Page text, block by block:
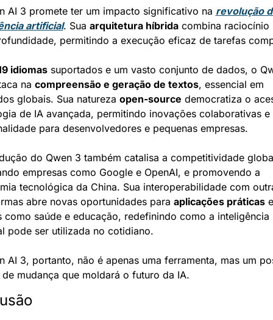
AI 3 promete ter um impacto significativo na revolução
artificial. Sua arquitetura híbrida combina raciocínio
permitindo a execução eficaz de tarefas
idiomas suportados e um vasto conjunto de dados, o
na compreensão e geração de textos, essencial em
globais. Sua natureza open-source democratiza o
de IA avançada, permitindo inovações colaborativas e
para desenvolvedores e pequenas empresas.
do Qwen 3 também catalisa a competitividade
empresas como Google e OpenAI, e promovendo a
tecnológica da China. Sua interoperabilidade com
abre novas oportunidades para aplicações práticas
como saúde e educação, redefinindo como a inteligência
pode ser utilizada no cotidiano.
AI 3, portanto, não é apenas uma ferramenta, mas um
de mudança que moldará o futuro da IA.